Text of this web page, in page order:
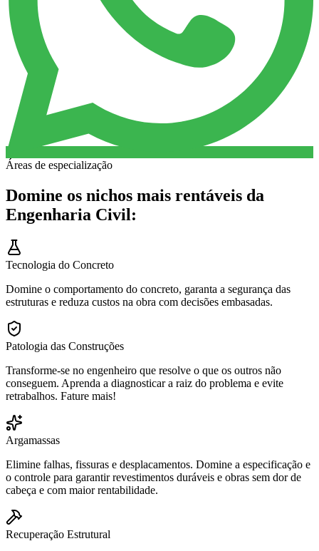
Áreas de especialização
Domine os nichos mais rentáveis da
Engenharia Civil:
Tecnologia do Concreto
Domine o comportamento do concreto, garanta a segurança das
estruturas e reduza custos na obra com decisões embasadas.
Patologia das Construções
Transforme-se no engenheiro que resolve o que os outros não
conseguem. Aprenda a diagnosticar a raiz do problema e evite
retrabalhos. Fature mais!
Argamassas
Elimine falhas, fissuras e desplacamentos. Domine a especificação e
o controle para garantir revestimentos duráveis e obras sem dor de
cabeça e com maior rentabilidade.
Recuperação Estrutural